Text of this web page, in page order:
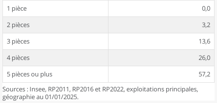
1 pièce
0,0
2 pièces
3,2
3 pièces
13,6
4 pièces
26,0
5 pièces ou plus
57,2
Sources : Insee, RP2011, RP2016 et RP2022, exploitations principales,
géographie au 01/01/2025.